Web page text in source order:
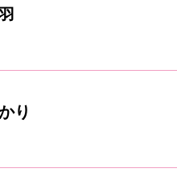
り